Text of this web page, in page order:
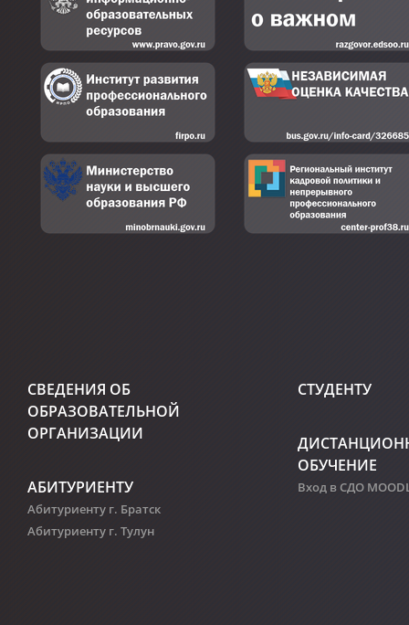
СВЕДЕНИЯ ОБ
ОБРАЗОВАТЕЛЬНОЙ
ОРГАНИЗАЦИИ
АБИТУРИЕНТУ
Абитуриенту г. Братск
Абитуриенту г. Тулун
СТУДЕНТУ
ОБУЧЕНИЕ
Вход в СДО